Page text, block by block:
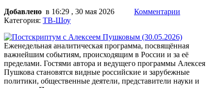
Добавлено в 16:29 , 30 мая 2026
Комментарии
Категория: ТВ-Шоу
Еженедельная аналитическая программа, посвящённая
важнейшим событиям, происходящим в России и за её
пределами. Гостями автора и ведущего программы Алексея
Пушкова становятся видные российские и зарубежные
политики, общественные деятели, представители науки и